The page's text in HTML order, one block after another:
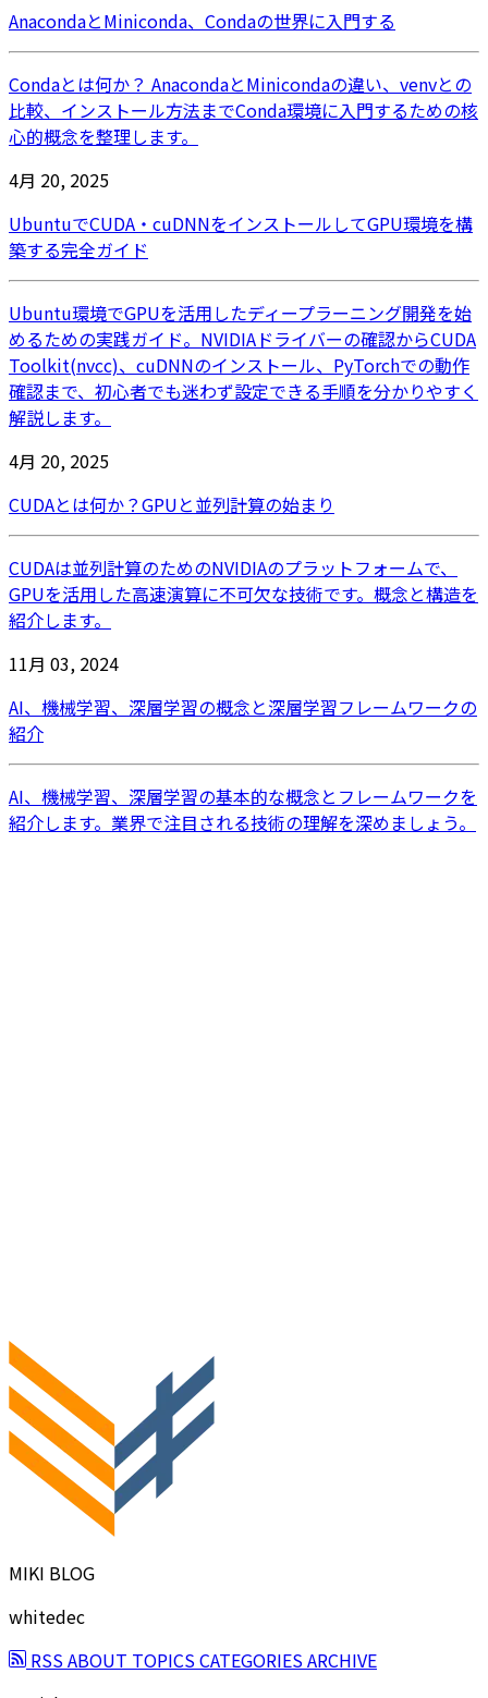
AnacondaとMiniconda、Condaの世界に入門する
Condaとは何か？ AnacondaとMinicondaの違い、venvとの
比較、インストール方法までConda環境に入門するための核
心的概念を整理します。
4月 20, 2025
UbuntuでCUDA・cuDNNをインストールしてGPU環境を構
築する完全ガイド
Ubuntu環境でGPUを活用したディープラーニング開発を始
めるための実践ガイド。NVIDIAドライバーの確認からCUDA
Toolkit(nvcc)、cuDNNのインストール、PyTorchでの動作
確認まで、初心者でも迷わず設定できる手順を分かりやすく
解説します。
4月 20, 2025
CUDAとは何か？GPUと並列計算の始まり
CUDAは並列計算のためのNVIDIAのプラットフォームで、
GPUを活用した高速演算に不可欠な技術です。概念と構造を
紹介します。
11月 03, 2024
AI、機械学習、深層学習の概念と深層学習フレームワークの
紹介
AI、機械学習、深層学習の基本的な概念とフレームワークを
紹介します。業界で注目される技術の理解を深めましょう。
MIKI BLOG
whitedec
RSSABOUT TOPICSCATEGORIESARCHIVE